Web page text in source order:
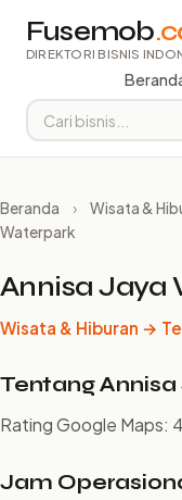
Fusemob
DIREKTORI BISNIS
Beranda › Wisata &
Waterpark
Annisa Jaya
Wisata & Hiburan →
Tentang
Rating Google Maps:
Jam